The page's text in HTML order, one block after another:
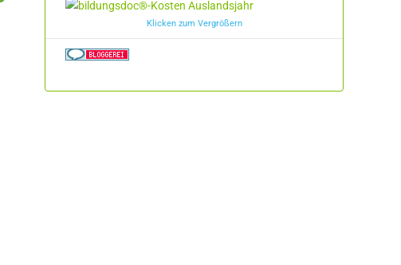
Klicken zum Vergrößern